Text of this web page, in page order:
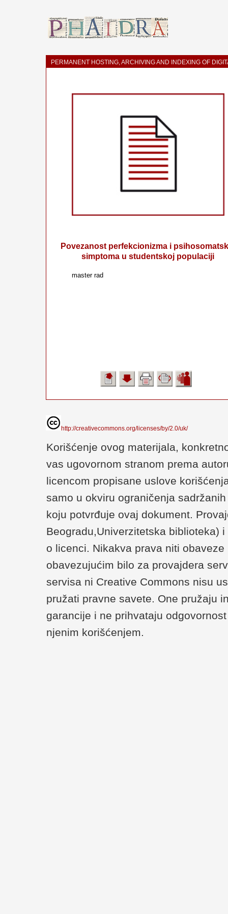
PERMANENT HOSTING, ARCHIVING AND INDEXING OF
Povezanost perfekcionizma i
simptoma u studentskoj populaciji
master rad
http://creativecommons.org/licenses/by/2.0/uk/
Korišćenje ovog materijala,
vas ugovornom stranom prema
licencom propisane uslove
samo u okviru ograničenja
koju potvrđuje ovaj dokument.
Beogradu,Univerzitetska biblioteka)
o licenci. Nikakva prava niti
obavezujućim bilo za provajdera
servisa ni Creative Commons nisu
pružati pravne savete. One pružaju
garancije i ne prihvataju
njenim korišćenjem.